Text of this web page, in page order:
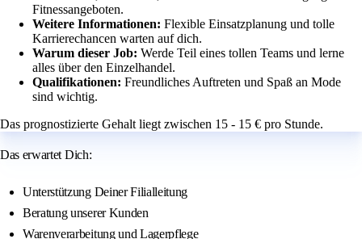
Fitnessangeboten.
Weitere Informationen: Flexible Einsatzplanung und tolle
Karrierechancen warten auf dich.
Warum dieser Job: Werde Teil eines tollen Teams und lerne
alles über den Einzelhandel.
Qualifikationen: Freundliches Auftreten und Spaß an Mode
sind wichtig.
Das prognostizierte Gehalt liegt zwischen 15 - 15 € pro Stunde.
Das erwartet Dich:
Unterstützung Deiner Filialleitung
Beratung unserer Kunden
Warenverarbeitung und Lagerpflege